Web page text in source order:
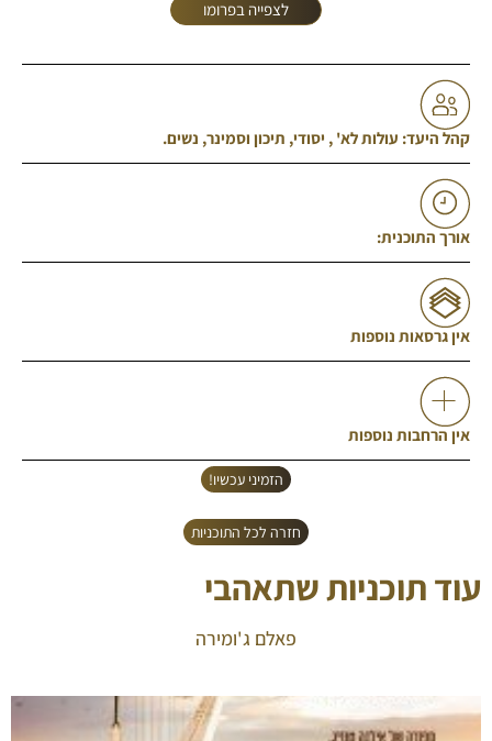
לצפייה בפרומו
קהל היעד: עולות לא' , יסודי, תיכון וסמינר, נשים.
אורך התוכנית:
אין גרסאות נוספות
אין הרחבות נוספות
הזמיני עכשיו!
חזרה לכל התוכניות
עוד תוכניות שתאהבי
פאלם ג'ומירה